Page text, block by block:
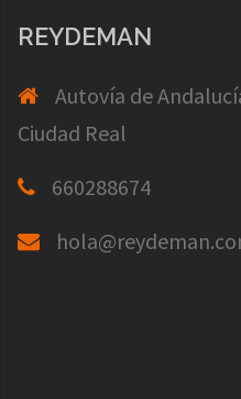
REYDEMAN
Autovía de
Ciudad Real
660288674